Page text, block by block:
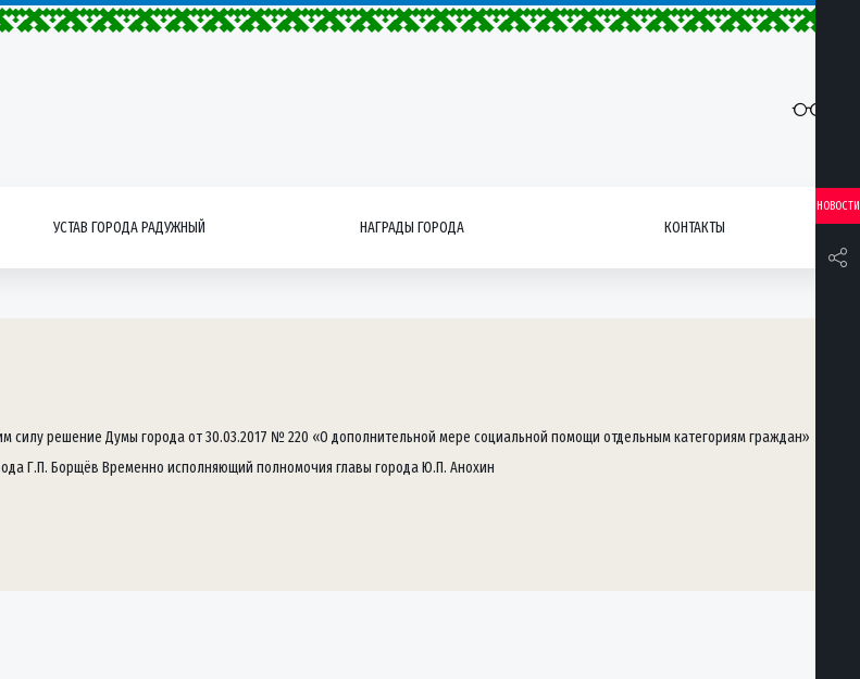
УСТАВ ГОРОДА РАДУЖНЫЙ НАГРАДЫ ГОРОДА КОНТАКТЫ
НОВОСТИ
силу решение Думы города от 30.03.2017 № 220 «О дополнительной мере социальной помощи отдельным категориям граждан»
Г.П. Борщёв Временно исполняющий полномочия главы города Ю.П. Анохин